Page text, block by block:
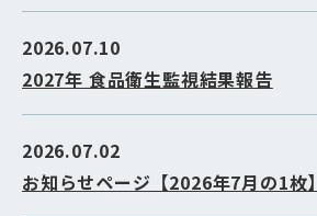
2026.07.10
2027年 食品衛生監視結果報告
2026.07.02
お知らせページ【2026年7月の1枚】